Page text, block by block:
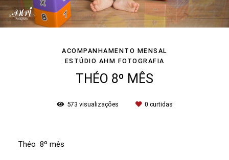
ACOMPANHAMENTO MENSAL
ESTÚDIO AHM FOTOGRAFIA
THÉO 8º MÊS
573 visualizações 0 curtidas
Théo 8º mês